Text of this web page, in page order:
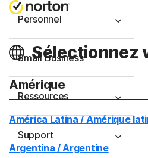
Personnel
Small Business
Ressources
Support
Sélectionnez
Amérique
América Latina / Amérique
Argentina / Argentine